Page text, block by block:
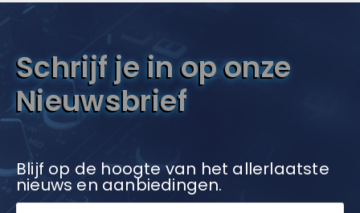
Schrijf je in op onze
Nieuwsbrief
Blijf op de hoogte van het allerlaatste
nieuws en aanbiedingen.